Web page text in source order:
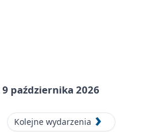
października 2026
Kolejne wydarzenia